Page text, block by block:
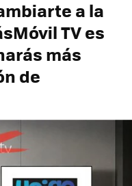
a la
TV es
más
de